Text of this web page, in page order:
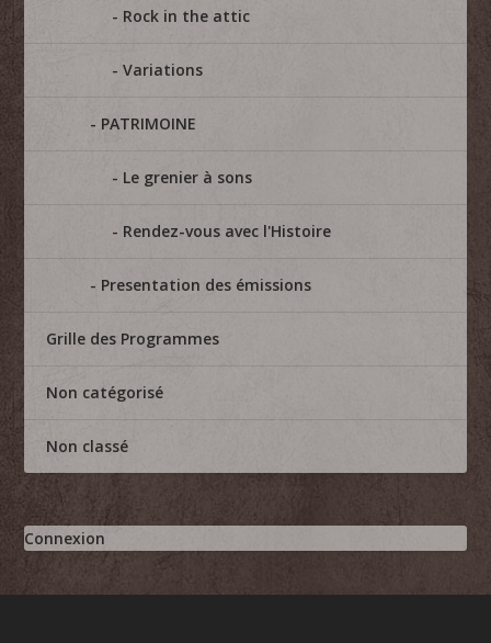
Rock in the attic
Variations
PATRIMOINE
Le grenier à sons
Rendez-vous avec l'Histoire
Presentation des émissions
Grille des Programmes
Non catégorisé
Non classé
Connexion